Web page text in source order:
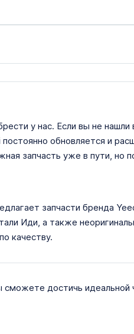
у нас. Если вы не
обновляется и
запчасть уже в пути, но
запчасти бренда
Иди, а также
качеству.
достичь